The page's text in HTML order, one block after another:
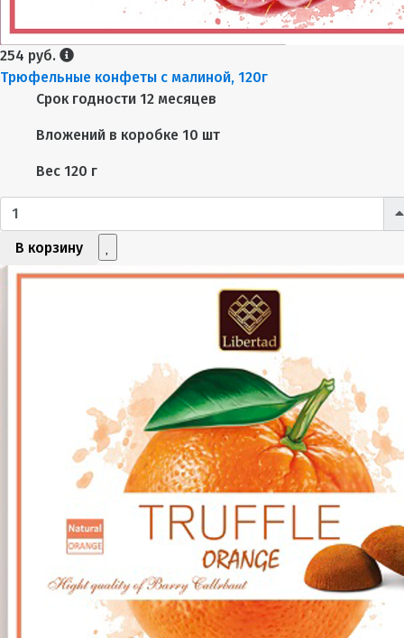
254 руб.
Трюфельные конфеты с малиной, 120г
Срок годности 12 месяцев
Вложений в коробке 10 шт
Вес 120 г
В корзину